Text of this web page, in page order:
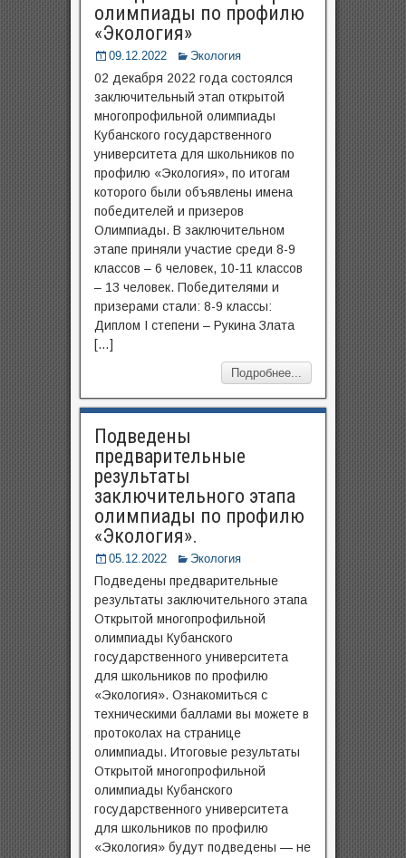
олимпиады по профилю
«Экология»
09.12.2022 Экология
02 декабря 2022 года состоялся
заключительный этап открытой
многопрофильной олимпиады
Кубанского государственного
университета для школьников по
профилю «Экология», по итогам
которого были объявлены имена
победителей и призеров
Олимпиады. В заключительном
этапе приняли участие среди 8-9
классов – 6 человек, 10-11 классов
– 13 человек. Победителями и
призерами стали: 8-9 классы:
Диплом I степени – Рукина Злата
[…]
Подробнее...
Подведены
предварительные
результаты
заключительного этапа
олимпиады по профилю
«Экология».
05.12.2022 Экология
Подведены предварительные
результаты заключительного этапа
Открытой многопрофильной
олимпиады Кубанского
государственного университета
для школьников​ по профилю
«Экология». Ознакомиться с
техническими баллами вы можете в
протоколах на странице
олимпиады. Итоговые результаты​
Открытой многопрофильной
олимпиады Кубанского
государственного университета
для школьников​ по профилю
«Экология»​ будут подведены —​ не